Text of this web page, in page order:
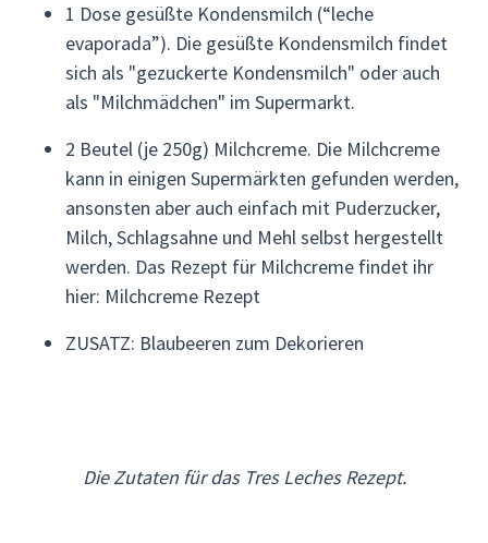
1 Dose gesüßte Kondensmilch (“leche
evaporada”). Die gesüßte Kondensmilch findet
sich als "gezuckerte Kondensmilch" oder auch
als "Milchmädchen" im Supermarkt.
2 Beutel (je 250g) Milchcreme. Die Milchcreme
kann in einigen Supermärkten gefunden werden,
ansonsten aber auch einfach mit Puderzucker,
Milch, Schlagsahne und Mehl selbst hergestellt
werden. Das Rezept für Milchcreme findet ihr
hier: Milchcreme Rezept
ZUSATZ: Blaubeeren zum Dekorieren
Die Zutaten für das Tres Leches Rezept.